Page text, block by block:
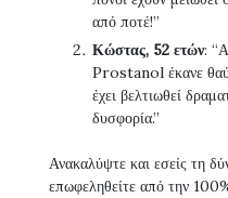
από ποτέ!”
Κώστας, 52 ετών:
Prostanol έκανε
έχει βελτιωθεί
δυσφορία.”
Ανακαλύψτε και εσείς τη
επωφεληθείτε από την